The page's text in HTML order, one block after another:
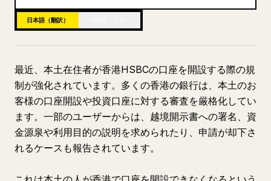
日本語（翻訳）
最近、本土在住者が香港HSBCの口座を開設する際の規
制が強化されています。多くの香港の銀行は、本土のお
客様の口座開設や投資口座に対する審査を厳格化してい
ます。一部のユーザーからは、越境開示書への署名、資
金源泉や利用目的の説明を求められたり、申請が却下さ
れるケースも報告されています。